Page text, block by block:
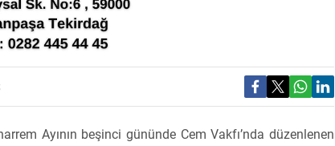
Ayının beşinci gününde Cem Vakfı’nda düzenlenen